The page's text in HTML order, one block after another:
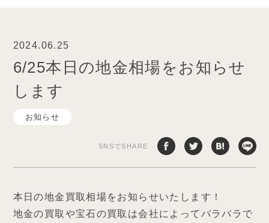
2024.06.25
6/25本日の地金相場をお知らせ
します
お知らせ
SNSでSHARE
本日の地金買取相場をお知らせいたします！
地金の買取や宝石の買取は会社によってバラバラで